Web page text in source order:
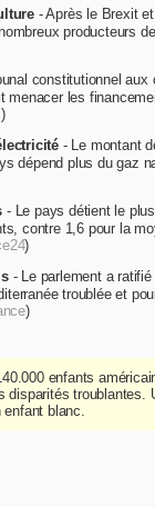
- Après le Brexit
producteurs
constitutionnel aux
menacer les
)
- Le montant
dépend plus du gaz
- Le pays détient le
contre 1,6 pour la
)
- Le parlement a
troublée et
)
enfants
disparités troublantes.
enfant blanc.